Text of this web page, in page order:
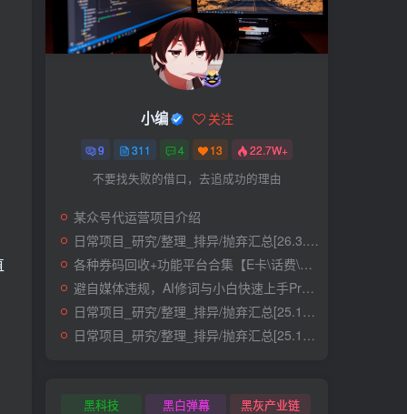
小编 关注
9 311 4 13 22.7W+
不要找失败的借口，去追成功的理由
某众号代运营项目介绍
日常项目_研究/整理_排异/抛弃汇总[26.3.15-3.21整理]
各种券码回收+功能平台合集【E卡\话费\快递\肯德基】
避自媒体违规，AI修词与小白快速上手Prompt
日常项目_研究/整理_排异/抛弃汇总[25.12.1-12.12整理]
日常项目_研究/整理_排异/抛弃汇总[25.11.1-11.30整理]
黑科技 黑白弹幕
黑灰产业链